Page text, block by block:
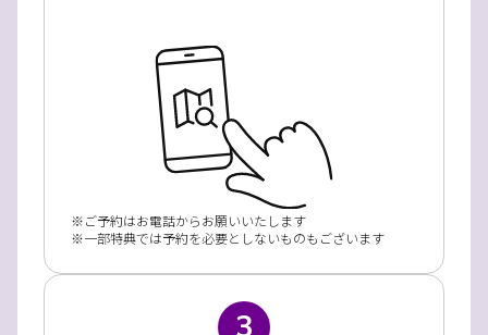
ご予約はお電話からお願いいたします
一部特典では予約を必要としないものもございます